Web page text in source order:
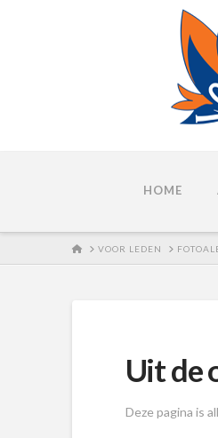
HOME
HOMEVOOR LEDEN
Uit de
Deze pagina is